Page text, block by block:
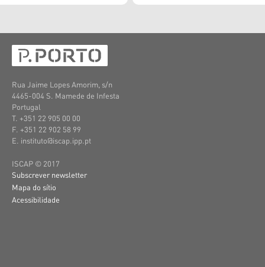
Rua Jaime Lopes Amorim, s/n
4465-004 S. Mamede de Infesta
Portugal
T. +351 22 905 00 00
F. +351 22 902 58 99
E. instituto@iscap.ipp.pt
ISCAP © 2017
Subscrever newsletter
Mapa do sítio
Acessibilidade